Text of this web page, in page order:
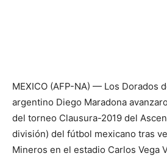
MEXICO (AFP-NA) — Los Dorados
argentino Diego Maradona
del torneo Clausura-2019 del
división) del fútbol mexicano tras
Mineros en el estadio Carlos Vega